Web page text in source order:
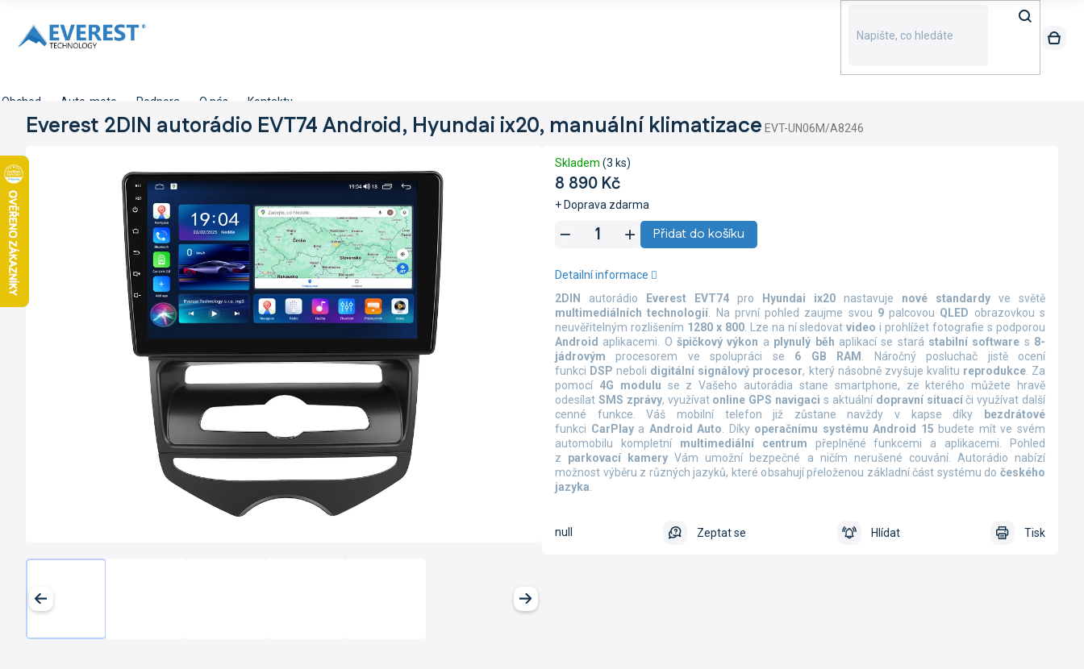
obsah
Obchod Auto-moto Podpora O nás Kontakty
Everest 2DIN autorádio EVT74 Android, Hyundai ix20, manuální klimatizace EVT-UN06M/A8246
8 890 Kč
+ Doprava zdarma
Skladem (3 ks)
Přidat do košíku
2DIN autorádio Everest EVT74 pro Hyundai ix20 nastavuje nové standardy ve světě
multimediálních technologií . Na první pohled zaujme svou 9palcovou QLED obrazovkou s
neuvěřitelným rozlišením 1280 x 800. Lze na ní sledovatvideo i prohlížet fotografie s podporou
Android aplikacemi. Ošpičkový výkon a plynulý běh aplikací se stará stabilní software s 8-
jádrovým procesorem ve spolupráci se 6 GB RAM
. Náročný posluchač jistě ocení
funkci DSP neboli digitální signálový procesor, který násobně zvyšuje kvalitu reprodukce. Za
pomocí 4G modulu se z Vašeho autorádia stane smartphone, ze kterého můžete hravě
odesílat SMS zprávy, využívat online GPS navigaci s aktuální dopravní situacíči využívat další
cenné funkce. Váš mobilní telefon již zůstane navždy v kapse díky
bezdrátové
funkci CarPlaya Android Auto . Díky operačnímu systému Android 15 budete mít ve svém
automobilu kompletní multimediální centrum přeplněné funkcemi a aplikacemi. Pohled
z parkovací kamery Vám umožní bezpečné a ničím nerušené couvání. Autorádio nabízí
možnost výběru z různých jazyků, které obsahují přeloženou základní část systému do českého
jazyka
Detailní informace
Tisk
Zeptat se Hlídat
null